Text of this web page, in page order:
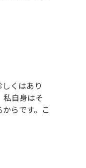
くはあり
私自身はそ
らです。こ